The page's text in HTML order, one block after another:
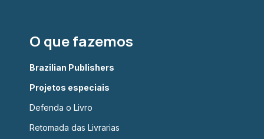
O que fazemos
Brazilian Publishers
Projetos especiais
Defenda o Livro
Retomada das Livrarias